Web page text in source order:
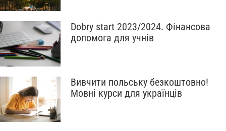
Dobry start 2023/2024. Фінансова
допомога для учнів
Вивчити польську безкоштовно!
Мовні курси для українців